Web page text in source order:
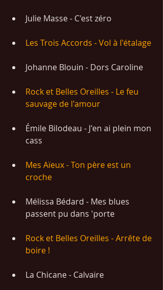
Julie Masse - C'est zéro
Les Trois Accords - Vol à l'étalage
Johanne Blouin - Dors Caroline
Rock et Belles Oreilles - Le feu
sauvage de l'amour
Émile Bilodeau - J'en ai plein mon
cass
Mes Aïeux - Ton père est un
croche
Mélissa Bédard - Mes blues
passent pu dans 'porte
Rock et Belles Oreilles - Arrête de
boire !
La Chicane - Calvaire